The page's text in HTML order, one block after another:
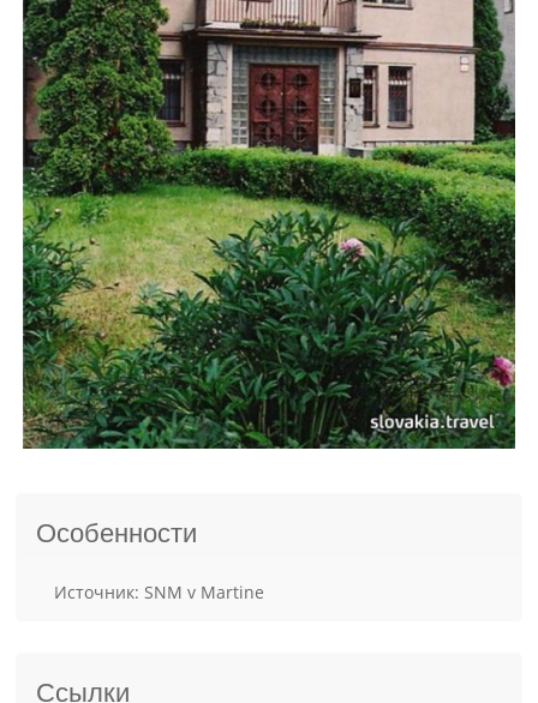
Особенности
Источник: SNM v Martine
Ссылки